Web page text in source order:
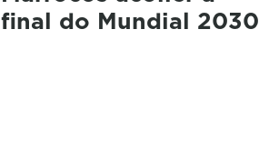
final do Mundial 2030